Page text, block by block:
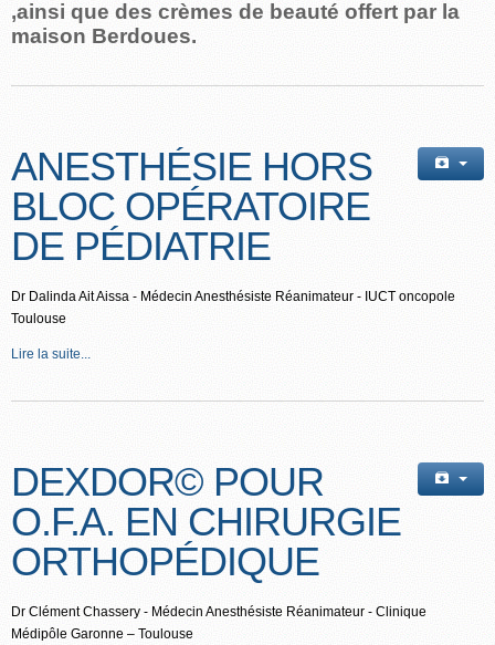
,ainsi que des crèmes de beauté offert par la
maison Berdoues.
ANESTHÉSIE HORS
BLOC OPÉRATOIRE
DE PÉDIATRIE
Dr Dalinda Ait Aissa - Médecin Anesthésiste Réanimateur - IUCT oncopole
Toulouse
Lire la suite...
DEXDOR© POUR
O.F.A. EN CHIRURGIE
ORTHOPÉDIQUE
Dr Clément Chassery - Médecin Anesthésiste Réanimateur - Clinique
Médipôle Garonne – Toulouse